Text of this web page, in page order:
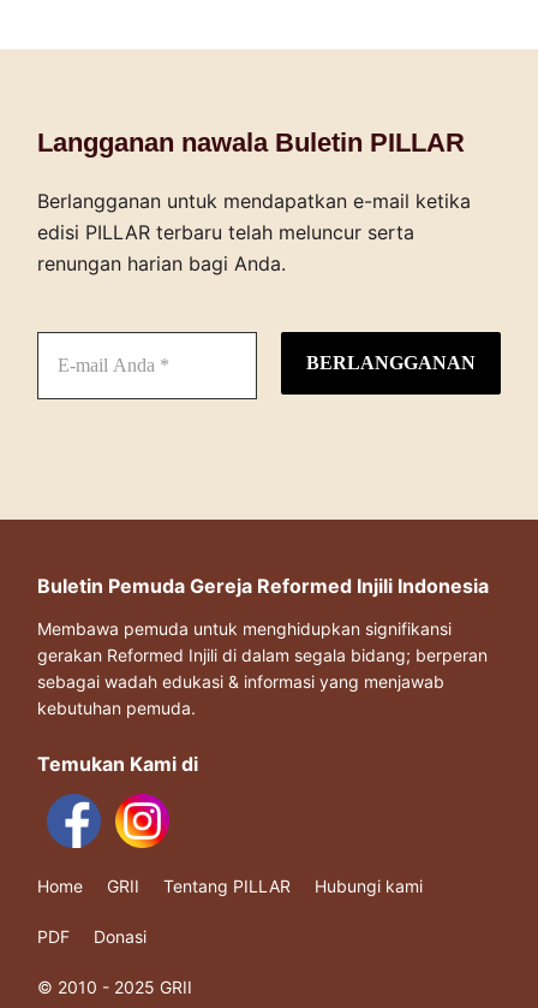
Langganan nawala Buletin PILLAR
Berlangganan untuk mendapatkan e-mail ketika
edisi PILLAR terbaru telah meluncur serta
renungan harian bagi Anda.
Buletin Pemuda Gereja Reformed Injili Indonesia
Membawa pemuda untuk menghidupkan signifikansi
gerakan Reformed Injili di dalam segala bidang; berperan
sebagai wadah edukasi & informasi yang menjawab
kebutuhan pemuda.
Temukan Kami di
Home GRII Tentang PILLAR Hubungi kami
PDF Donasi
© 2010 - 2025 GRII